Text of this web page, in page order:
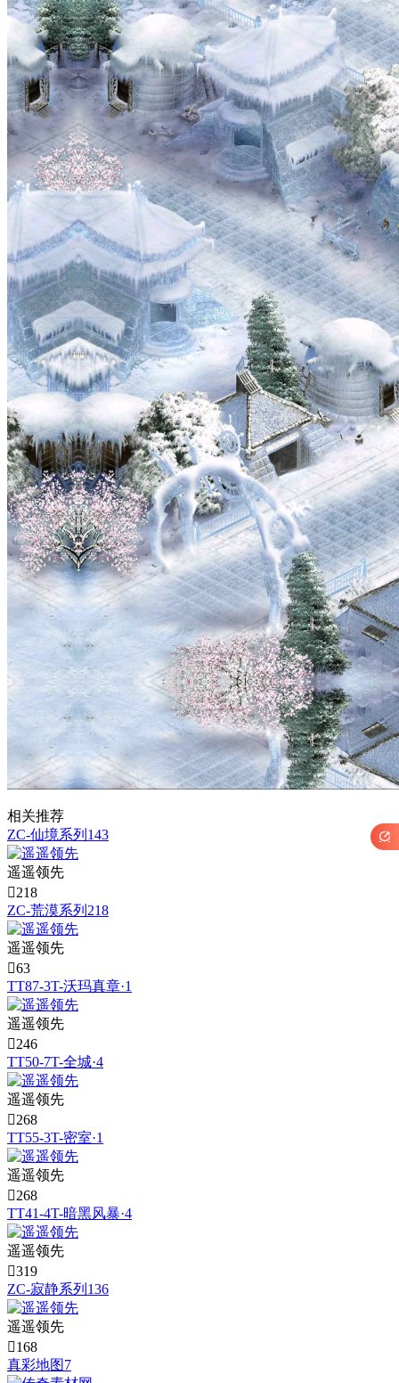
相关推荐
ZC-仙境系列143
遥遥领先
218
ZC-荒漠系列218
遥遥领先
63
TT87-3T-沃玛真章·1
遥遥领先
246
TT50-7T-全城·4
遥遥领先
268
TT55-3T-密室·1
遥遥领先
268
TT41-4T-暗黑风暴·4
遥遥领先
319
ZC-寂静系列136
遥遥领先
168
真彩地图7
